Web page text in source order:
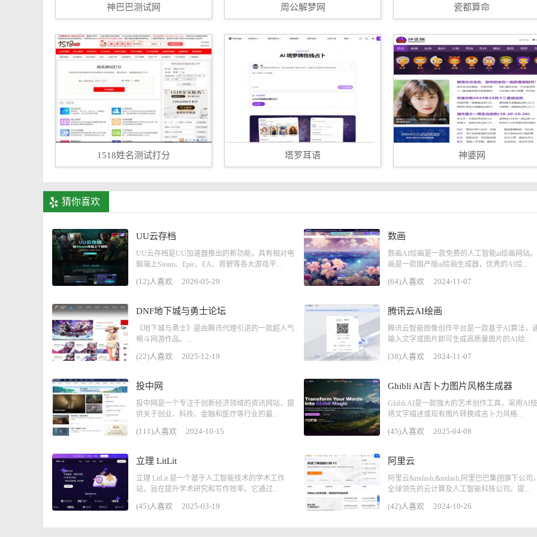
神巴巴测试网 周公解梦网 瓷都算命
1518姓名测试打分 塔罗耳语 神婆网
猜你喜欢
UU云存档
UU云存档是UU加速器推出的新功能，具有相对电
脑端上Steam、Epic、EA、育碧等各大游戏平...
(12)人喜欢 2026-05-29
数画
数画AI绘画是一款免费的人工智能ai绘画网站
画是一款国产版ai绘画生成器，优秀的AI绘...
(64)人喜欢 2024-11-07
DNF地下城与勇士论坛
《地下城与勇士》是由腾讯代理引进的一款超人气
格斗网游作品。...
(22)人喜欢 2025-12-19
腾讯云AI绘画
腾讯云智能图像创作平台是一款基于AI算法，
输入文字或图片即可生成高质量图片的AI绘...
(38)人喜欢 2024-11-07
投中网
投中网是一个专注于创新经济领域的资讯网站，提
供关于创业、科技、金融和医疗等行业的最...
(111)人喜欢 2024-10-15
Ghibli AI吉卜力图片风格生成器
Ghibli AI是一款强大的艺术创作工具，采用AI
将文字描述或现有图片转换成吉卜力风格...
(45)人喜欢 2025-04-08
立理 LitLit
立理 LitLit 是一个基于人工智能技术的学术工作
站，旨在提升学术研究和写作效率。它通过...
(45)人喜欢 2025-03-19
阿里云
阿里云&mdash;&mdash;阿里巴巴集团旗下公司
全球领先的云计算及人工智能科技公司。提...
(42)人喜欢 2024-10-26